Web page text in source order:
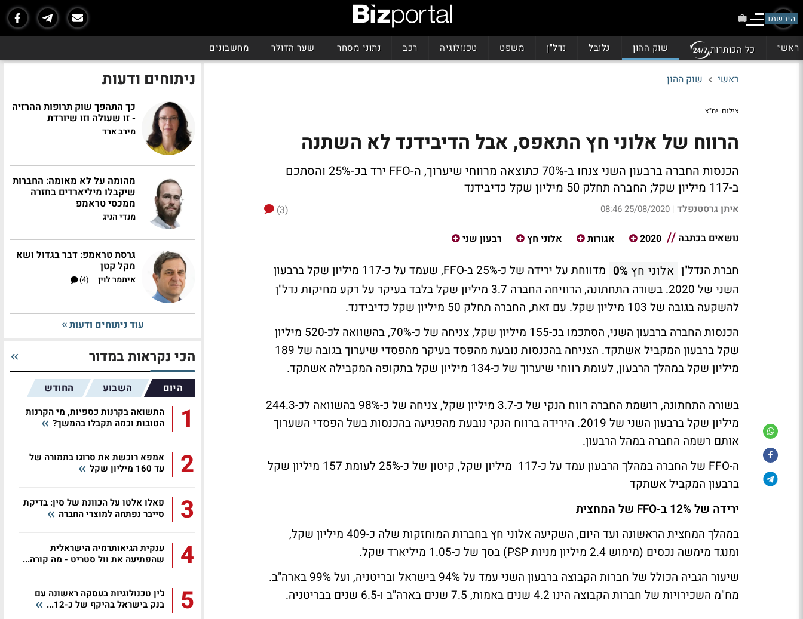
הירשמו
ראשי כל הכותרות שוק ההון גלובל נדל"ן משפט טכנולוגיה רכב נתוני מסחר שער הדולר מחשבונים
ראשי שוק ההון
צילום: יח"צ
הרווח של אלוני חץ התאפס, אבל הדיבידנד לא השתנה
הכנסות החברה ברבעון השני צנחו ב-70% כתוצאה מרווחי שיערוך, ה-FFO ירד בכ-25% והסתכם
ב-117 מיליון שקל; החברה תחלק 50 מיליון שקל כדיבידנד
איתן גרסטנפלד |
25/08/2020 08:46
(3)
נושאים בכתבה
2020 אגורות אלוני חץ רבעון שני
חברת הנדל"ן אלוני חץ0%
מדווחת על ירידה של כ-25% ב-FFO, שעמד על כ-117 מיליון שקל ברבעון
השני של 2020. בשורה התחתונה, הרוויחה החברה 3.7 מיליון שקל בלבד בעיקר על רקע מחיקות נדל"ן
להשקעה בגובה של 103 מיליון שקל. עם זאת, החברה תחלק 50 מיליון שקל כדיבידנד.
הכנסות החברה ברבעון השני, הסתכמו בכ-155 מיליון שקל, צניחה של כ-70%, בהשוואה לכ-520 מיליון
שקל ברבעון המקביל אשתקד. הצניחה בהכנסות נובעת מהפסד בעיקר מהפסדי שיערוך בגובה של 189
מיליון שקל במהלך הרבעון, לעומת רווחי שיערוך של כ-134 מיליון שקל בתקופה המקבילה אשתקד.
בשורה התחתונה, רושמת החברה רווח הנקי של כ-3.7 מיליון שקל, צניחה של כ-98% בהשוואה לכ-244.3
מיליון שקל ברבעון השני של 2019. הירידה ברווח הנקי נובעת מהפגיעה בהכנסות בשל הפסדי השערוך
אותם רשמה החברה במהל הרבעון.
ה-FFO של החברה במהלך הרבעון עמד על כ-117 מיליון שקל, קיטון של כ-25% לעומת 157 מיליון שקל
ברבעון המקביל אשתקד
ירידה של 12% ב-FFO של המחצית
במהלך המחצית הראשונה ועד היום, השקיעה אלוני חץ בחברות המוחזקות שלה כ-409 מיליון שקל,
ומנגד מימשה נכסים (מימוש 2.4 מיליון מניות PSP) בסך של כ-1.05 מיליארד שקל.
שיעור הגביה הכולל של חברות הקבוצה ברבעון השני עמד על 94% בישראל ובריטניה, ועל 99% בארה"ב.
מח"מ השכירויות של חברות הקבוצה הינו 4.2 שנים באמות, 7.5 שנים בארה"ב ו-6.5 שנים בבריטניה.
ניתוחים ודעות
כך התהפך שוק תרופות ההרזיה
- זו שעולה וזו שיורדת
מירב ארד
מהומה על לא מאומה: החברות
שיקבלו מיליארדים בחזרה
ממכסי טראמפ
מנדי הניג
גרסת טראמפ: דבר בגדול ושא
מקל קטן
איתמר לוין |
(4)
עוד ניתוחים ודעות
הכי נקראות במדור
היום השבוע החודש
1
התשואה בקרנות כספיות, מי הקרנות
הטובות וכמה תקבלו בהמשך?
2
אמפא רוכשת את סרוגו בתמורה של
עד 160 מיליון שקל
3
פאלו אלטו על הכוונת של סין: בדיקת
סייבר נפתחה למוצרי החברה
4
ענקית הגיאותרמיה הישראלית
שהפתיעה את וול סטריט - מה קורה...
5
ג'ין טכנולוגיות בעסקה ראשונה עם
בנק בישראל בהיקף של כ-12...